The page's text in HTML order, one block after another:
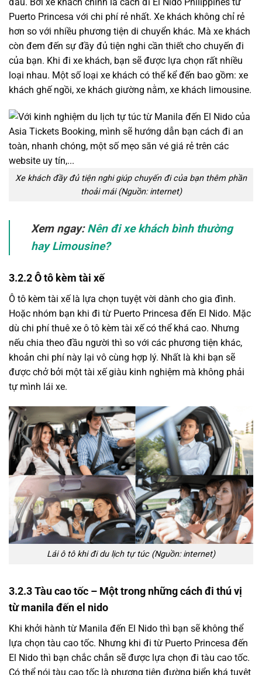
Puerto Princesa với chi phí rẻ nhất. Xe khách không chỉ rẻ
hơn so với nhiều phương tiện di chuyển khác. Mà xe khách
còn đem đến sự đầy đủ tiện nghi cần thiết cho chuyến đi
của bạn. Khi đi xe khách, bạn sẽ được lựa chọn rất nhiều
loại nhau. Một số loại xe khách có thể kể đến bao gồm: xe
khách ghế ngồi, xe khách giường nằm, xe khách limousine.
Xe khách đầy đủ tiện nghi giúp chuyến đi của bạn thêm phần
thoải mái (Nguồn: internet)
Xem ngay:Nên đi xe khách bình thường
hay Limousine?
3.2.2 Ô tô kèm tài xế
Ô tô kèm tài xế là lựa chọn tuyệt vời dành cho gia đình.
Hoặc nhóm bạn khi đi từ Puerto Princesa đến El Nido. Mặc
dù chi phí thuê xe ô tô kèm tài xế có thể khá cao. Nhưng
nếu chia theo đầu người thì so với các phương tiện khác,
khoản chi phí này lại vô cùng hợp lý. Nhất là khi bạn sẽ
được chở bởi một tài xế giàu kinh nghiệm mà không phải
tự mình lái xe.
Lái ô tô khi đi du lịch tự túc (Nguồn: internet)
3.2.3 Tàu cao tốc – Một trong những cách đi thú vị
từ manila đến el nido
Khi khởi hành từ Manila đến El Nido thì bạn sẽ không thể
lựa chọn tàu cao tốc. Nhưng khi đi từ Puerto Princesa đến
El Nido thì bạn chắc chắn sẽ được lựa chọn đi tàu cao tốc.
Có thể nói tàu cao tốc là phương tiện đường biển khá tuyệt